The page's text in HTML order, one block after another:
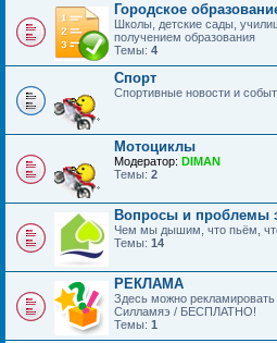
Городское
Школы, детские сады,
получением образования
Темы: 4
Спорт
Спортивные новости и
Мотоциклы
Модератор: DIMAN
Темы: 2
Вопросы и проблемы
Чем мы дышим, что пьём,
Темы: 14
РЕКЛАМА
Здесь можно
Силламяэ / БЕСПЛАТНО!
Темы: 1